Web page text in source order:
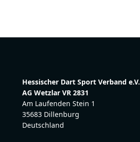
Hessischer Dart Sport Verband e.V.
AG Wetzlar VR 2831
Am Laufenden Stein 1
35683 Dillenburg
Deutschland